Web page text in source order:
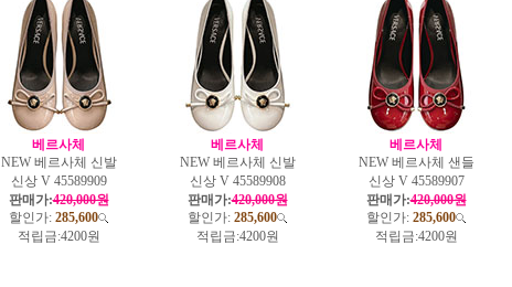
베르사체
NEW 베르사체 신발
신상 V 45589909
판매가:420,000원
할인가: 285,600
적립금:4200원
베르사체
NEW 베르사체 신발
신상 V 45589908
판매가:420,000원
할인가: 285,600
적립금:4200원
베르사체
NEW 베르사체 샌들
신상 V 45589907
판매가:420,000원
할인가: 285,600
적립금:4200원